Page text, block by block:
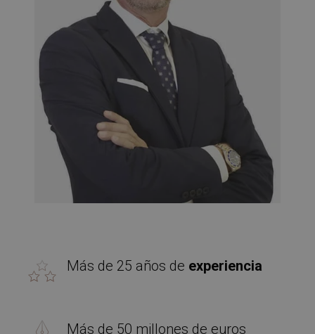
Más de 25 años de experiencia
Más de 50 millones de euros